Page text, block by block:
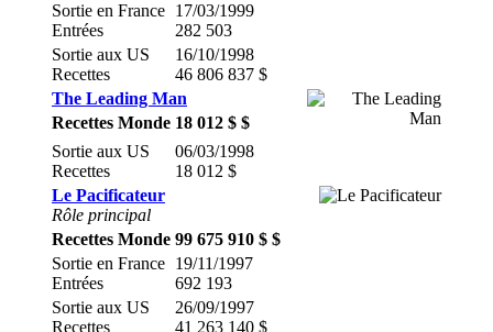
Sortie en France
Entrées
17/03/1999
282 503
Sortie aux US
Recettes
16/10/1998
46 806 837 $
The Leading Man
Recettes Monde 18 012 $ $
Sortie aux US
Recettes
06/03/1998
18 012 $
Le Pacificateur
Rôle principal
Recettes Monde 99 675 910 $ $
Sortie en France
Entrées
19/11/1997
692 193
Sortie aux US
Recettes
26/09/1997
41 263 140 $